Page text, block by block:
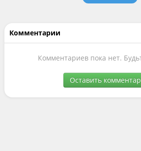
Комментарии
Комментариев пока нет.
Оставить